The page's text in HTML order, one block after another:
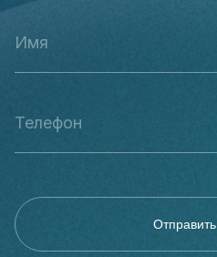
Отправить